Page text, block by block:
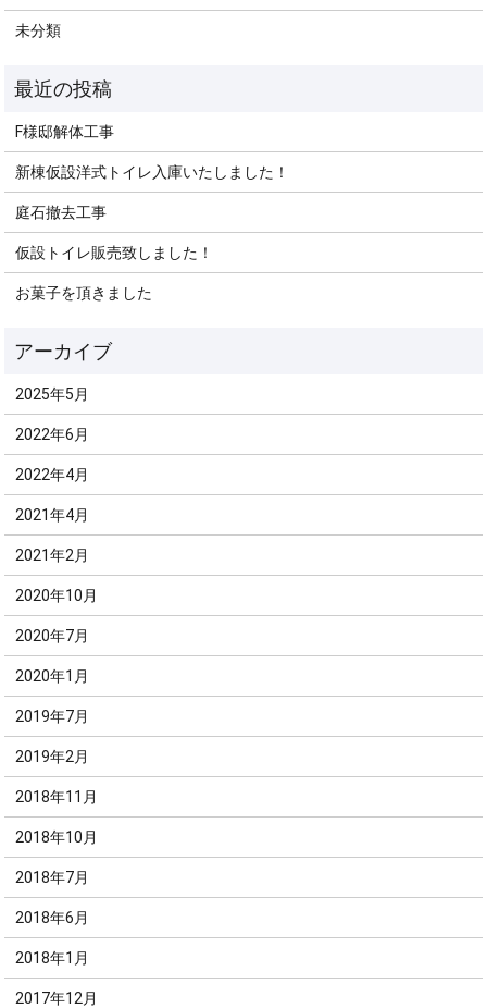
未分類
F様邸解体工事
新棟仮設洋式トイレ入庫いたしました！
庭石撤去工事
仮設トイレ販売致しました！
お菓子を頂きました
2025年5月
2022年6月
2022年4月
2021年4月
2021年2月
2020年10月
2020年7月
2020年1月
2019年7月
2019年2月
2018年11月
2018年10月
2018年7月
2018年6月
2018年1月
2017年12月